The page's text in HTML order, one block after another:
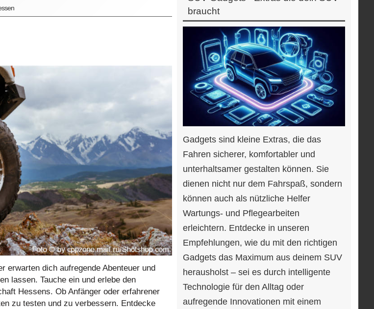
dich aufregende Abenteuer und
lassen. Tauche ein und erlebe den
Hessens. Ob Anfänger oder erfahrener
zu testen und zu verbessern. Entdecke
braucht
Gadgets sind kleine Extras, die das
Fahren sicherer, komfortabler und
unterhaltsamer gestalten können. Sie
dienen nicht nur dem Fahrspaß, sondern
können auch als nützliche Helfer
Wartungs- und Pflegearbeiten
erleichtern. Entdecke in unseren
Empfehlungen, wie du mit den richtigen
Gadgets das Maximum aus deinem SUV
herausholst – sei es durch intelligente
Technologie für den Alltag oder
aufregende Innovationen mit einem